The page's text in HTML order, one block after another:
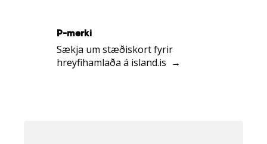
P-merki
Sækja um stæðiskort fyrir
hreyfihamlaða á island.is →
upplýsingasíðu
stæðiskort